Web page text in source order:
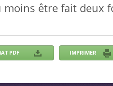
moins être fait deux